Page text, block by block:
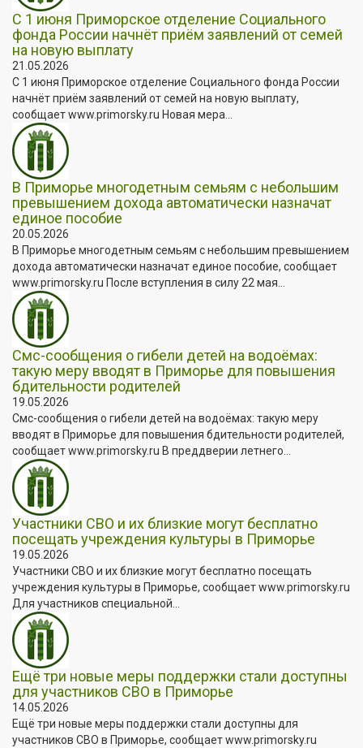
С 1 июня Приморское отделение Социального
фонда России начнёт приём заявлений от семей
на новую выплату
21.05.2026
С 1 июня Приморское отделение Социального фонда России
начнёт приём заявлений от семей на новую выплату,
сообщает www.primorsky.ru Новая мера...
В Приморье многодетным семьям с небольшим
превышением дохода автоматически назначат
единое пособие
20.05.2026
В Приморье многодетным семьям с небольшим превышением
дохода автоматически назначат единое пособие, сообщает
www.primorsky.ru После вступления в силу 22 мая...
Смс-сообщения о гибели детей на водоёмах:
такую меру вводят в Приморье для повышения
бдительности родителей
19.05.2026
Смс-сообщения о гибели детей на водоёмах: такую меру
вводят в Приморье для повышения бдительности родителей,
сообщает www.primorsky.ru В преддверии летнего...
Участники СВО и их близкие могут бесплатно
посещать учреждения культуры в Приморье
19.05.2026
Участники СВО и их близкие могут бесплатно посещать
учреждения культуры в Приморье, сообщает www.primorsky.ru
Для участников специальной...
Ещё три новые меры поддержки стали доступны
для участников СВО в Приморье
14.05.2026
Ещё три новые меры поддержки стали доступны для
участников СВО в Приморье, сообщает www.primorsky.ru